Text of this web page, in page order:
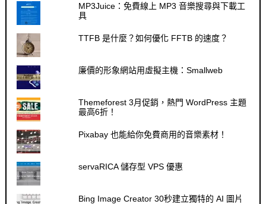
MP3Juice：免費線上 MP3 音樂搜尋與下載工
具
TTFB 是什麼？如何優化 FFTB 的速度？
廉價的形象網站用虛擬主機：Smallweb
Themeforest 3月促銷，熱門 WordPress 主題
最高6折！
Pixabay 也能給你免費商用的音樂素材！
servaRICA 儲存型 VPS 優惠
Bing Image Creator 30秒建立獨特的 AI 圖片